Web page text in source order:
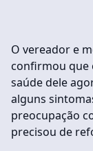
O vereador e
confirmou que
saúde dele
alguns
preocupação
precisou de